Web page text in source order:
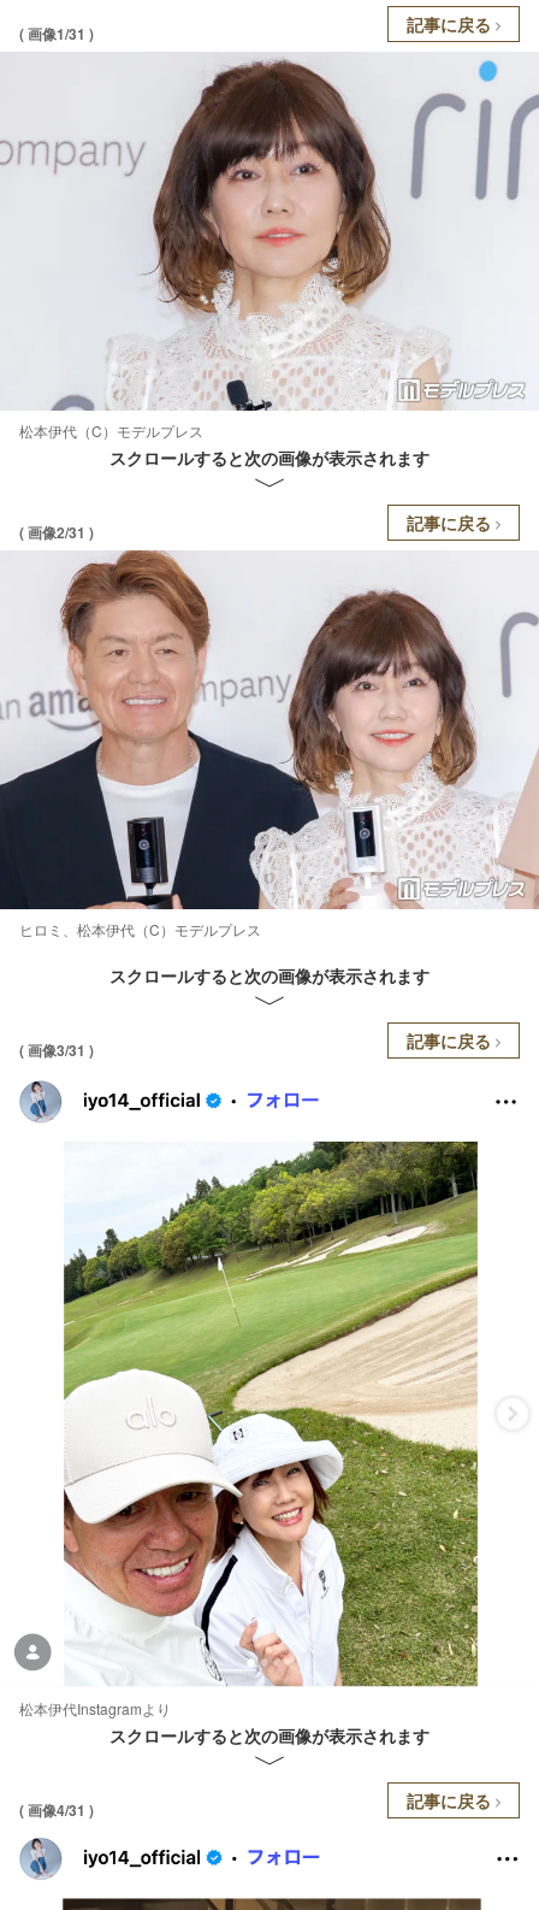
( 画像1/31 ) 記事に戻る
松本伊代（C）モデルプレス
スクロールすると次の画像が表示されます
( 画像2/31 ) 記事に戻る
ヒロミ、松本伊代（C）モデルプレス
スクロールすると次の画像が表示されます
( 画像3/31 ) 記事に戻る
松本伊代Instagramより
スクロールすると次の画像が表示されます
( 画像4/31 ) 記事に戻る